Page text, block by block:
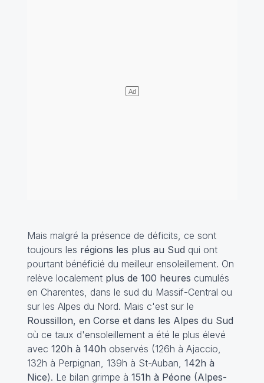
Mais malgré la présence de déficits, ce sont
toujours les régions les plus au Sud qui ont
pourtant bénéficié du meilleur ensoleillement. On
relève localement plus de 100 heures cumulés
en Charentes, dans le sud du Massif-Central ou
sur les Alpes du Nord. Mais c'est sur le
Roussillon, en Corse et dans les Alpes du Sud
où ce taux d'ensoleillement a été le plus élevé
avec 120h à 140h observés (126h à Ajaccio,
132h à Perpignan, 139h à St-Auban, 142h à
Nice). Le bilan grimpe à 151h à Péone (Alpes-